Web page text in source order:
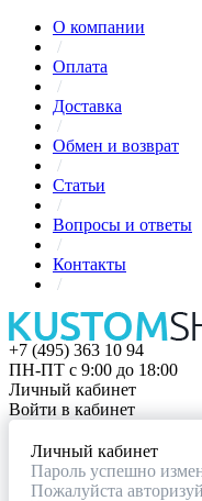
О компании
/
Оплата
/
Доставка
/
Обмен и возврат
/
Статьи
/
Вопросы и ответы
/
Контакты
/
+7 (495) 363 10 94
ПН-ПТ с 9:00 до 18:00
Личный кабинет
Войти в кабинет
Личный кабинет
Пароль успешно
Пожалуйста